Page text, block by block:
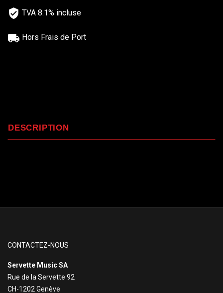
TVA 8.1% incluse
Hors Frais de Port
DESCRIPTION
CONTACTEZ-NOUS
Servette Music SA
Rue de la Servette 92
CH-1202 Genève